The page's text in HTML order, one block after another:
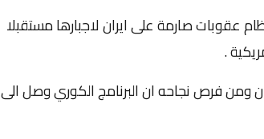
عقوبات صارمة على ايران لاجبارها مستقبلا
.
ومن فرص نجاحه ان البرنامج الكوري وصل الى